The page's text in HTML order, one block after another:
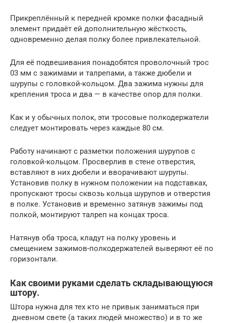
Прикреплённый к передней кромке полки фасадный
элемент придаёт ей дополнительную жёсткость,
одновременно делая полку более привлекательной.
Для её подвешивания понадобятся проволочный трос
03 мм с зажимами и талрепами, а также дюбели и
шурупы с головкой-кольцом. Два зажима нужны для
крепления троса и два — в качестве опор для полки.
Как и у обычных полок, эти тросовые полкодержатели
следует монтировать через каждые 80 см.
Работу начинают с разметки положения шурупов с
головкой-кольцом. Просверлив в стене отверстия,
вставляют в них дюбели и вворачивают шурупы.
Установив полку в нужном положении на подставках,
пропускают тросы сквозь кольца шурупов и отверстия
в полке. Установив и временно затянув зажимы под
полкой, монтируют талреп на концах троса.
Натянув оба троса, кладут на полку уровень и
смещением зажимов-полкодержателей выверяют её по
горизонтали.
Как своими руками сделать складывающуюся
штору.
Штора нужна для тех кто не привык заниматься при
дневном свете (а таких людей множество) и в то же